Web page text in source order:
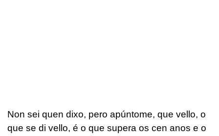
Non sei quen dixo, pero apúntome, que vello, o
que se di vello, é o que supera os cen anos e o